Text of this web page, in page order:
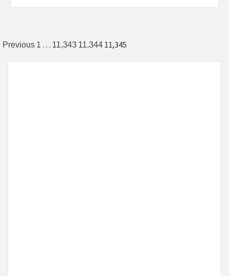
Posts
navigation
Previous 1 … 11,343 11,344 11,345